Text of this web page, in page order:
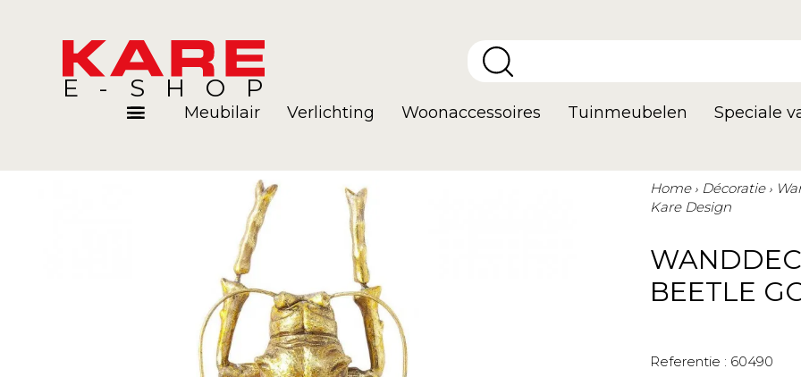
E-SHOP
Meubilair Verlichting Woonaccessoires Tuinmeubelen Speciale
Home Décoratie
Kare Design
BEETLE
Referentie : 60490